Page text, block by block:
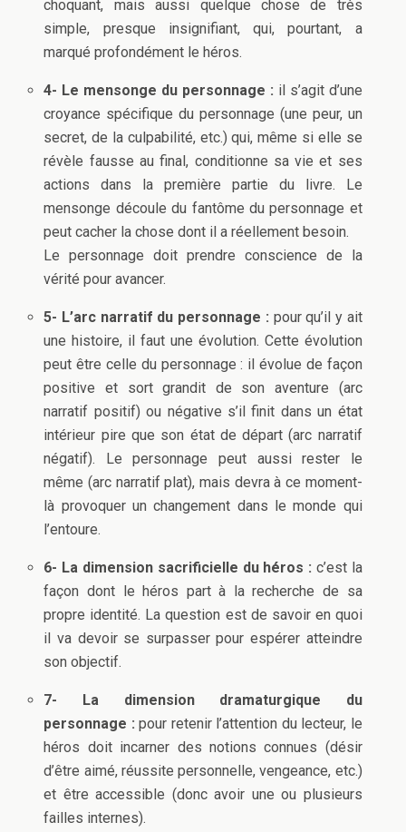
choquant, mais aussi quelque chose de très
simple, presque insignifiant, qui, pourtant, a
marqué profondément le héros.
4- Le mensonge du personnage : il s’agit d’une
croyance spécifique du personnage (une peur, un
secret, de la culpabilité, etc.) qui, même si elle se
révèle fausse au final, conditionne sa vie et ses
actions dans la première partie du livre. Le
mensonge découle du fantôme du personnage et
peut cacher la chose dont il a réellement besoin.
Le personnage doit prendre conscience de la
vérité pour avancer.
5- L’arc narratif du personnage : pour qu’il y ait
une histoire, il faut une évolution. Cette évolution
peut être celle du personnage : il évolue de façon
positive et sort grandit de son aventure (arc
narratif positif) ou négative s’il finit dans un état
intérieur pire que son état de départ (arc narratif
négatif). Le personnage peut aussi rester le
même (arc narratif plat), mais devra à ce moment-
là provoquer un changement dans le monde qui
l’entoure.
6- La dimension sacrificielle du héros : c’est la
façon dont le héros part à la recherche de sa
propre identité. La question est de savoir en quoi
il va devoir se surpasser pour espérer atteindre
son objectif.
7- La dimension dramaturgique du
personnage : pour retenir l’attention du lecteur, le
héros doit incarner des notions connues (désir
d’être aimé, réussite personnelle, vengeance, etc.)
et être accessible (donc avoir une ou plusieurs
failles internes).